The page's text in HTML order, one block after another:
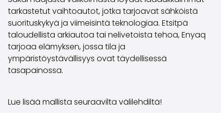
Ostotiimi
Yhteydenotto
Rekrytointi
Laskutustiedot
Medialle
Kokemuksia Sakasta
tarkastetut vaihtoautot, jotka tarjoavat sähköistä
suorituskykyä ja viimeisintä teknologiaa. Etsitpä
taloudellista arkiautoa tai nelivetoista tehoa, Enyaq
tarjoaa elämyksen, jossa tila ja
ympäristöystävällisyys ovat täydellisessä
tasapainossa.
Lue lisää mallista seuraavilta välilehdiltä!